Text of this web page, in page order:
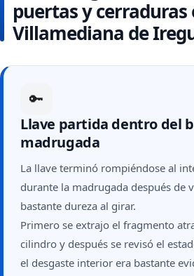
puertas y cerraduras
Villamediana de
🔑
Llave partida dentro del
madrugada
La llave terminó rompiéndose al
durante la madrugada después de
bastante dureza al girar.
Primero se extrajo el fragmento
cilindro y después se revisó el
el desgaste interior era bastante